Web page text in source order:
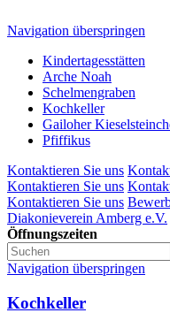
Navigation überspringen
Kindertagesstätten
Arche Noah
Schelmengraben
Kochkeller
Gailoher
Pfiffikus
Kontaktieren Sie uns
Kontaktieren Sie uns
Kontaktieren Sie uns
Diakonieverein Amberg e.V.
Öffnungszeiten
Navigation überspringen
Kochkeller